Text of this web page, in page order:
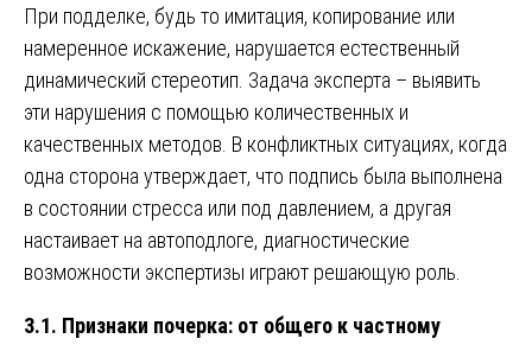
При подделке, будь то имитация, копирование или
намеренное искажение, нарушается естественный
динамический стереотип. Задача эксперта – выявить
эти нарушения с помощью количественных и
качественных методов. В конфликтных ситуациях, когда
одна сторона утверждает, что подпись была выполнена
в состоянии стресса или под давлением, а другая
настаивает на автоподлоге, диагностические
возможности экспертизы играют решающую роль.
3.1. Признаки почерка: от общего к частному